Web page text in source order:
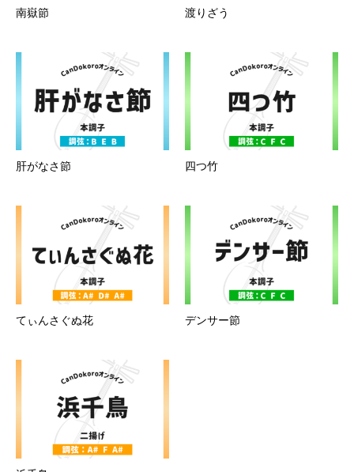
南嶽節 渡りざう
肝がなさ節 四つ竹
てぃんさぐぬ花 デンサー節